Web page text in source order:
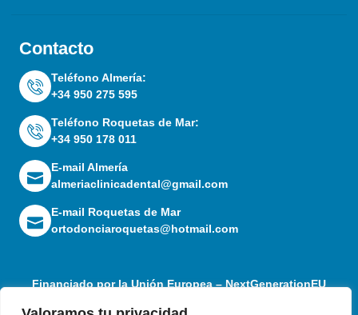
Contacto
Teléfono Almería:
+34 950 275 595
Teléfono Roquetas de Mar:
+34 950 178 011
E-mail Almería
almeriaclinicadental@gmail.com
E-mail Roquetas de Mar
ortodonciaroquetas@hotmail.com
Financiado por la Unión Europea – NextGenerationEU